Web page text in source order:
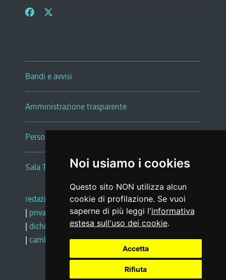
Noi usiamo i cookies
Questo sito NON utilizza alcun
cookie di profilazione. Se vuoi
saperne di più leggi l'informativa
estesa sull'uso dei cookie.
Accetta
Rifiuta
Bandi e avvisi
Amministrazione trasparente
Persone e Uffici
Sala Tiziano Tessitori
redazione web |note legali |glossario
| privacy
social media policy
| dichiarazione di accessibilità |feedback
| cambio preferenze cookie
Realizzato da